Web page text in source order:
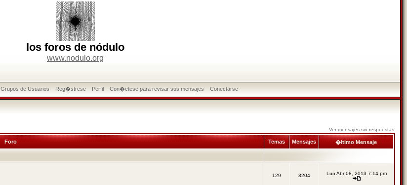
los foros de nódulo
www.nodulo.org
Grupos de Usuarios Reg�strese Perfil Con�ctese para revisar sus mensajes Conectarse
Ver mensajes sin respuestas
Foro Temas Mensajes �ltimo Mensaje
129 3204 Lun Abr 08, 2013 7:14 pm